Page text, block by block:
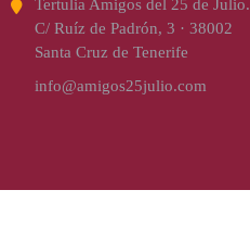
Tertulia Amigos del 25 de Julio.
C/ Ruíz de Padrón, 3 · 38002
Santa Cruz de Tenerife
info@amigos25julio.com